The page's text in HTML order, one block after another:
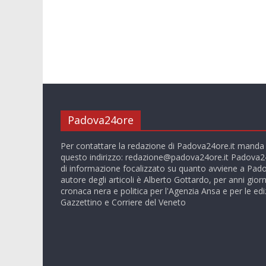
Padova24ore
Per contattare la redazione di Padova24ore.it
questo indirizzo: redazione@padova24ore.it
di informazione focalizzato su quanto avviene a
autore degli articoli è Alberto Gottardo, per anni
cronaca nera e politica per l'Agenzia Ansa e per le
Gazzettino e Corriere del Veneto